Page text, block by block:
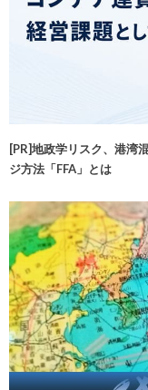
[PR]地政学リスク、港湾
ジ方法「FFA」とは